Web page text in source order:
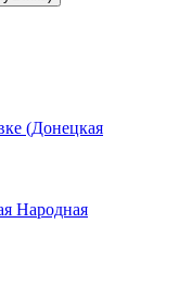
(Донецкая
Народная